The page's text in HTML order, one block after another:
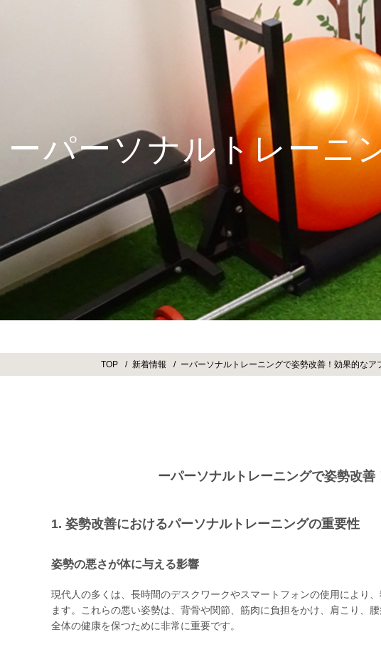
ーパーソナルトレーニ
TOP 新着情報 ーパーソナルトレーニングで姿勢改善！効果的なア
ーパーソナルトレーニングで姿勢改
1. 姿勢改善におけるパーソナルトレーニングの重要性
姿勢の悪さが体に与える影響
現代人の多くは、長時間のデスクワークやスマートフォンの使用により
ます。これらの悪い姿勢は、背骨や関節、筋肉に負担をかけ、肩こり、
全体の健康を保つために非常に重要です。